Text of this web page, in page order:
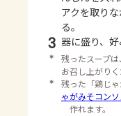
アクを取り
る。
3 器に盛り、
＊
残ったスープ
お召し上がりく
＊
残った「鶏じ
ゃがみそコン
作れます。